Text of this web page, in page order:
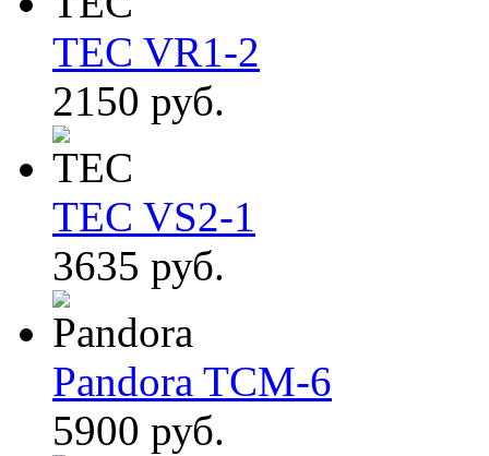
TEC VR1-2
2150 руб.
TEC VS2-1
3635 руб.
Pandora TCM-6
5900 руб.